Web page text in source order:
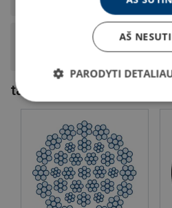
Kokia yra šio plieninio lyno
taip pat galime Jums
AŠ
PARODYTI